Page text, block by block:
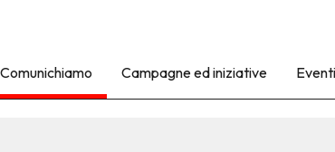
Comunichiamo Campagne ed iniziative Eventi